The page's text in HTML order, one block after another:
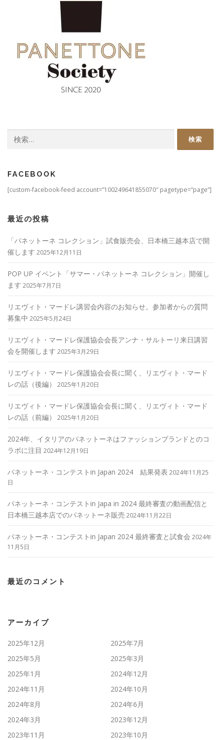
索:
FACEBOOK
[custom-facebook-feed account=”100249641855070″ pagetype=”page”]
最近の投稿
「パネットーネ コレクション」試食販売会、日本橋三越本店で開
催します 2025年12月11日
POP UP イベント「サマー・パネットーネ コレクション」開催し
ます 2025年7月7日
リエヴィト・マードレ講習会内容のお知らせ。参加者からの質問
募集中 2025年5月24日
リエヴィト・マードレ保護協会会長アンナ・サルトーリ来日講習
会を開催します 2025年3月29日
リエヴィト・マードレ保護協会会長に聞く、リエヴィト・マード
レの話（後編）
2025年1月20日
リエヴィト・マードレ保護協会会長に聞く、リエヴィト・マード
レの話（前編）
2025年1月20日
2024年、イタリアのパネットーネはファッションブランドとのコ
ラボに注目 2024年12月19日
パネットーネ・コンテストin Japan 2024 結果発表 2024年11月25
日
パネットーネ・コンテストin Japa in 2024 最終審査の動画配信と
日本橋三越本店でのパネットーネ販売 2024年11月22日
パネットーネ・コンテストin Japan 2024 最終審査と試食会 2024年
11月5日
最近のコメント
アーカイブ
2025年12月
2025年7月
2025年5月
2025年3月
2025年1月
2024年12月
2024年11月
2024年10月
2024年8月
2024年6月
2024年3月
2023年12月
2023年11月
2023年10月